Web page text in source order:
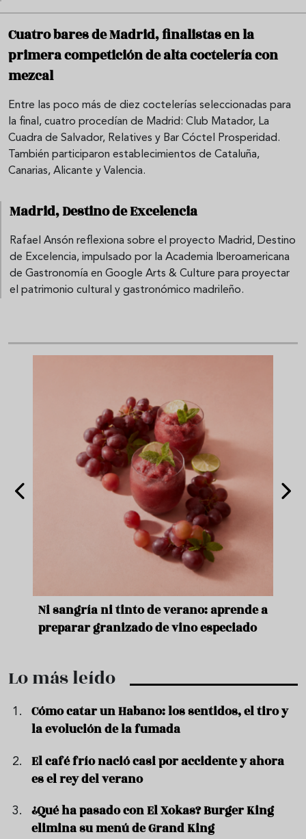
Cuatro bares de Madrid, finalistas en la
primera competición de alta coctelería con
mezcal
Entre las poco más de diez coctelerías seleccionadas para
la final, cuatro procedían de Madrid: Club Matador, La
Cuadra de Salvador, Relatives y Bar Cóctel Prosperidad.
También participaron establecimientos de Cataluña,
Canarias, Alicante y Valencia.
Madrid, Destino de Excelencia
Rafael Ansón reflexiona sobre el proyecto Madrid, Destino
de Excelencia, impulsado por la Academia Iberoamericana
de Gastronomía en Google Arts & Culture para proyectar
el patrimonio cultural y gastronómico madrileño.
aprende a
especiado
Aceitunas: el aperitivo estrella del
verano
Lo más leído
Cómo catar un Habano: los sentidos, el tiro y
la evolución de la fumada
El café frío nació casi por accidente y ahora
es el rey del verano
¿Qué ha pasado con El Xokas? Burger King
elimina su menú de Grand King